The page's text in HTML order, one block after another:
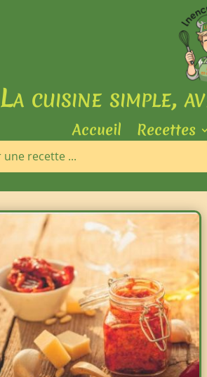
La cuisine simple,
Accueil Recettes